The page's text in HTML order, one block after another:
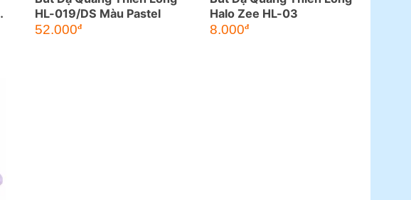
HL-019/DS Màu Pastel
52.000đ
Halo Zee HL-03
8.000đ